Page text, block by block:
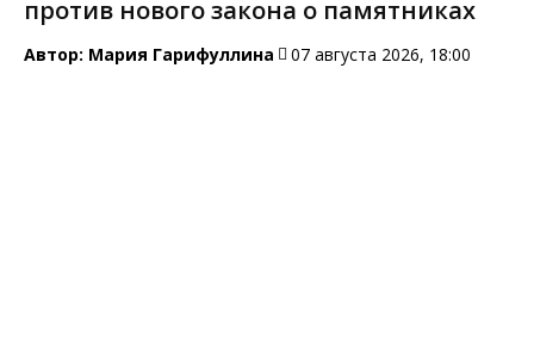
против нового закона о памятниках
Автор: Мария Гарифуллина 07 августа 2026, 18:00